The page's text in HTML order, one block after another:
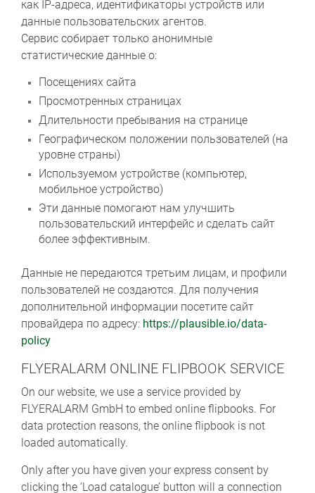
как IP-адреса, идентификаторы устройств или
данные пользовательских агентов.
Сервис собирает только анонимные
статистические данные о:
Посещениях сайта
Просмотренных страницах
Длительности пребывания на странице
Географическом положении пользователей (на
уровне страны)
Используемом устройстве (компьютер,
мобильное устройство)
Эти данные помогают нам улучшить
пользовательский интерфейс и сделать сайт
более эффективным.
Данные не передаются третьим лицам, и профили
пользователей не создаются. Для получения
дополнительной информации посетите сайт
провайдера по адресу: https://plausible.io/data-
policy
FLYERALARM ONLINE FLIPBOOK SERVICE
On our website, we use a service provided by
FLYERALARM GmbH to embed online flipbooks. For
data protection reasons, the online flipbook is not
loaded automatically.
Only after you have given your express consent by
clicking the ‘Load catalogue’ button will a connection